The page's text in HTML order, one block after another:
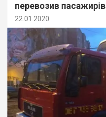
перевозив пасажирів
22.01.2020